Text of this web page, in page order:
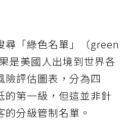
尋「綠色名單」（green
是美國人出境到世界各
險評估圖表，分為四
的第一級，但這並非針
分級管制名單。